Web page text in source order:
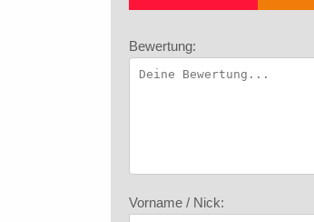
Bewertung:
Vorname / Nick: